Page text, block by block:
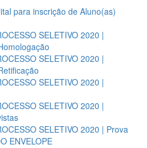
para inscrição de Aluno(as)
SELETIVO 2020 |
SELETIVO 2020 |
SELETIVO 2020 |
SELETIVO 2020 |
SELETIVO 2020 | Prova
ENVELOPE